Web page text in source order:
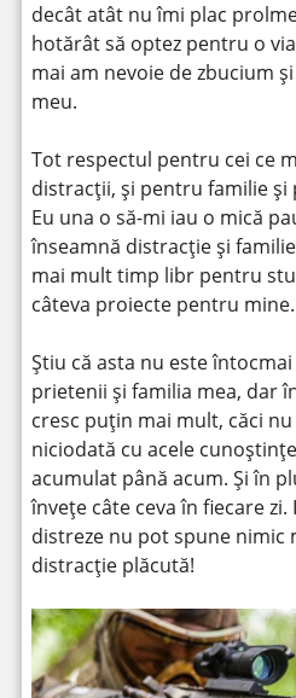
decât atât nu îmi plac
hotărât să optez pentru o
mai am nevoie de zbucium
meu.
Tot respectul pentru cei ce
distracții, și pentru familie
Eu una o să-mi iau o mică
înseamnă distracție și
mai mult timp libr pentru
câteva proiecte pentru mine.
Știu că asta nu este
prietenii și familia mea, dar
cresc puțin mai mult, căci
niciodată cu acele
acumulat până acum. Și în
învețe câte ceva în fiecare
distreze nu pot spune nimic
distracție plăcută!